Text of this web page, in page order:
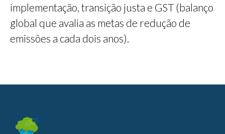
implementação, transição justa e GST (balanço
global que avalia as metas de redução de
emissões a cada dois anos).